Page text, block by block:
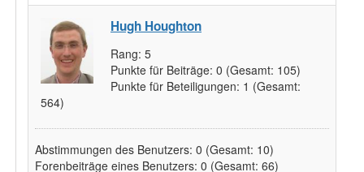
Hugh Houghton
Rang: 5
Punkte für Beiträge: 0 (Gesamt: 105)
Punkte für Beteiligungen: 1 (Gesamt:
564)
Abstimmungen des Benutzers: 0 (Gesamt: 10)
Forenbeiträge eines Benutzers: 0 (Gesamt: 66)